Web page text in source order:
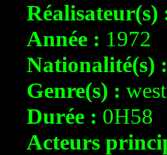
Réalisateur(s)
Année : 1972
Nationalité(s) :
Genre(s) :
Durée : 0H58
Acteurs